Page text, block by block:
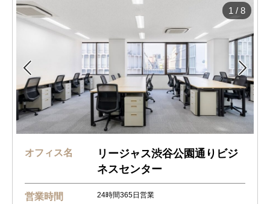
 
1 / 8
オフィス名
リージャス渋谷公園通りビジ
ネスセンター
営業時間 24時間365日営業